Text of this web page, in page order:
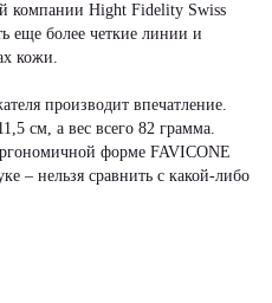
компании Hight Fidelity Swiss
еще более четкие линии и
кожи.
производит впечатление.
см, а вес всего 82 грамма.
форме FAVICONE
– нельзя сравнить с какой-либо